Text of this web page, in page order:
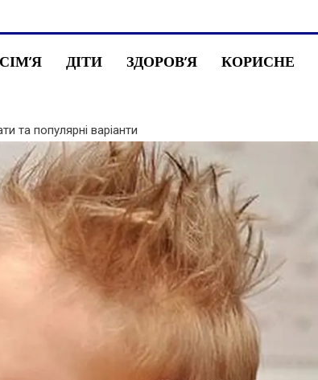
ДІТИ ЗДОРОВ’Я КОРИСНЕ
та популярні варіанти